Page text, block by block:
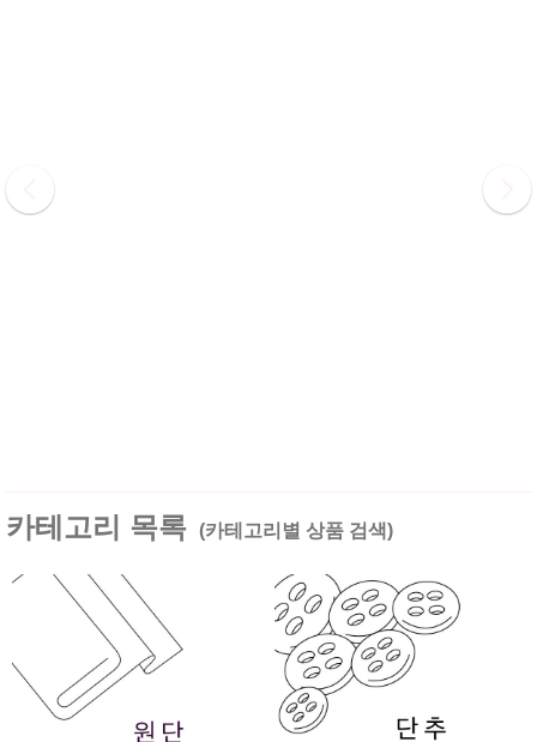
카테고리 목록 (카테고리별 상품 검색)